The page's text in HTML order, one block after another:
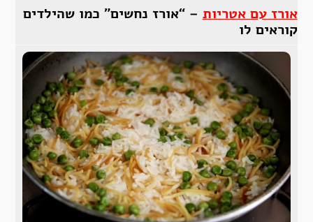
אורז עם אטריות – “אורז נחשים” כמו שהילדים
קוראים לו